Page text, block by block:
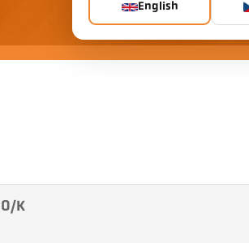
K
English